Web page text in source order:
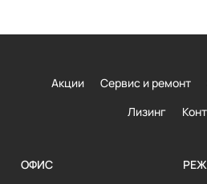
Акции Сервис и ремонт
Лизинг
ОФИС